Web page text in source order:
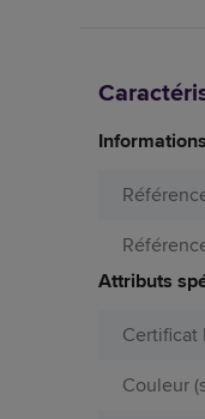
Attributs
Certificat
Couleur